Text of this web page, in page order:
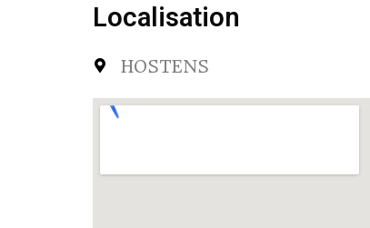
Localisation
HOSTENS